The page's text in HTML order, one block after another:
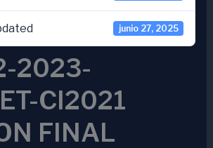
junio 27, 2025
2023-
CI2021
FINAL